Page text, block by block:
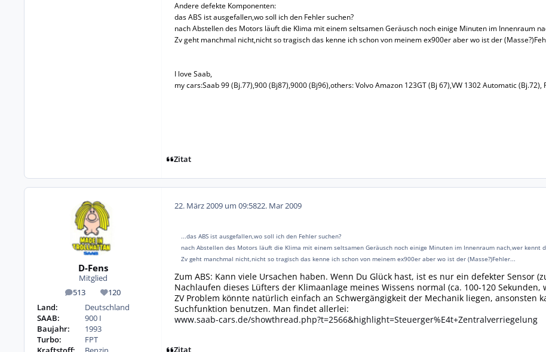
Andere defekte Komponenten:
das ABS ist ausgefallen,wo soll ich den Fehler suchen?
nach Abstellen des Motors läuft die Klima mit einem seltsamen Geräusch noch einige Minuten im Innenraum
Zv geht manchmal nicht,nicht so tragisch das kenne ich schon von meinem ex900er aber wo ist der
I love Saab,
my cars:Saab 99 (Bj.77),900 (Bj87),9000 (Bj96),others: Volvo Amazon 123GT (Bj 67),VW 1302 Automatic (Bj.72),
Zitat
D-Fens
Mitglied
513
Beiträge 120
Reputation
Land:
Deutschland
SAAB:
900 I
Baujahr:
1993
Turbo:
FPT
22. März 2009 um 09:5822. Mar 2009
...das ABS ist ausgefallen,wo soll ich den Fehler suchen?
nach Abstellen des Motors läuft die Klima mit einem seltsamen Geräusch noch einige Minuten im Innenraum nach,wer kennt
Zv geht manchmal nicht,nicht so tragisch das kenne ich schon von meinem ex900er aber wo ist der (Masse?)Fehler...
Zum ABS: Kann viele Ursachen haben. Wenn Du Glück hast, ist es nur ein defekter Sensor
Nachlaufen dieses Lüfters der Klimaanlage meines Wissens normal (ca. 100-120
ZV Problem könnte natürlich einfach an Schwergängigkeit der Mechanik liegen, ansonsten
Suchfunktion benutzen. Man findet allerlei:
www.saab-cars.de/showthread.php?t=2566&highlight=Steuerger%E4t+Zentralverriegelung